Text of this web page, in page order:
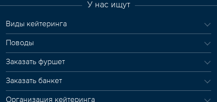
У нас ищут
Виды кейтеринга
Поводы
Заказать фуршет
Заказать банкет
Организация кейтеринга